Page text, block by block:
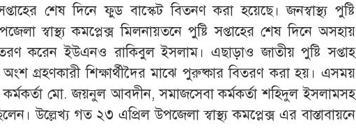
শেষ দিনে ফুড বাস্কেট বিতনণ করা হয়েছে। জনস্বাস্থ্য পুষ্টি
স্বাস্থ্য কমপ্লেক্স মিলনায়তনে পুষ্টি সপ্তাহের শেষ দিনে অসহায়
করেন ইউএনও রাকিবুল ইসলাম। এছাড়াও জাতীয় পুষ্টি সপ্তাহ
অংশ গ্রহণকারী শিক্ষার্থীদৈর মাঝে পুরুষ্কার বিতরণ করা হয়। এসময়
কর্মকর্তা মো. জয়নুল আবদীন, সমাজসেবা কর্মকর্তা শহিদুল ইসলামসহ
উল্লেখ্য গত ২৩ এপ্রিল উপজেলা স্বাস্থ্য কমপ্লেক্স এর বাস্তাবায়নে